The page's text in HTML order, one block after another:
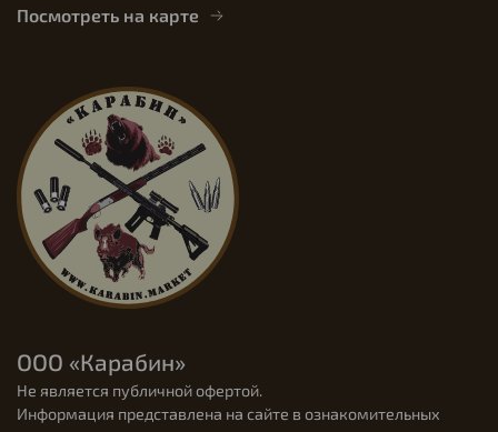
Посмотреть на карте
ООО «Карабин»
Не является публичной офертой.
Информация представлена на сайте в ознакомительных